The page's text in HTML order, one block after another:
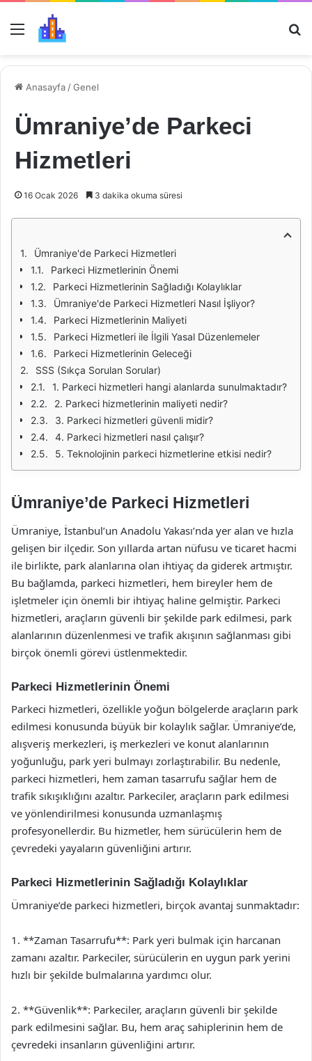
Menü
Anasayfa /Genel
Ümraniye’de Parkeci
Hizmetleri
16 Ocak 2026 3 dakika okuma süresi
Ümraniye'de Parkeci Hizmetleri
Parkeci Hizmetlerinin Önemi
Parkeci Hizmetlerinin Sağladığı Kolaylıklar
Ümraniye'de Parkeci Hizmetleri Nasıl İşliyor?
Parkeci Hizmetlerinin Maliyeti
Parkeci Hizmetleri ile İlgili Yasal Düzenlemeler
Parkeci Hizmetlerinin Geleceği
SSS (Sıkça Sorulan Sorular)
1. Parkeci hizmetleri hangi alanlarda sunulmaktadır?
2. Parkeci hizmetlerinin maliyeti nedir?
3. Parkeci hizmetleri güvenli midir?
4. Parkeci hizmetleri nasıl çalışır?
5. Teknolojinin parkeci hizmetlerine etkisi nedir?
Ümraniye’de Parkeci Hizmetleri
Ümraniye, İstanbul’un Anadolu Yakası’nda yer alan ve hızla
gelişen bir ilçedir. Son yıllarda artan nüfusu ve ticaret hacmi
ile birlikte, park alanlarına olan ihtiyaç da giderek artmıştır.
Bu bağlamda, parkeci hizmetleri, hem bireyler hem de
işletmeler için önemli bir ihtiyaç haline gelmiştir. Parkeci
hizmetleri, araçların güvenli bir şekilde park edilmesi, park
alanlarının düzenlenmesi ve trafik akışının sağlanması gibi
birçok önemli görevi üstlenmektedir.
Parkeci Hizmetlerinin Önemi
Parkeci hizmetleri, özellikle yoğun bölgelerde araçların park
edilmesi konusunda büyük bir kolaylık sağlar. Ümraniye’de,
alışveriş merkezleri, iş merkezleri ve konut alanlarının
yoğunluğu, park yeri bulmayı zorlaştırabilir. Bu nedenle,
parkeci hizmetleri, hem zaman tasarrufu sağlar hem de
trafik sıkışıklığını azaltır. Parkeciler, araçların park edilmesi
ve yönlendirilmesi konusunda uzmanlaşmış
profesyonellerdir. Bu hizmetler, hem sürücülerin hem de
çevredeki yayaların güvenliğini artırır.
Parkeci Hizmetlerinin Sağladığı Kolaylıklar
Ümraniye’de parkeci hizmetleri, birçok avantaj sunmaktadır:
1. **Zaman Tasarrufu**: Park yeri bulmak için harcanan
zamanı azaltır. Parkeciler, sürücülerin en uygun park yerini
hızlı bir şekilde bulmalarına yardımcı olur.
2. **Güvenlik**: Parkeciler, araçların güvenli bir şekilde
park edilmesini sağlar. Bu, hem araç sahiplerinin hem de
çevredeki insanların güvenliğini artırır.